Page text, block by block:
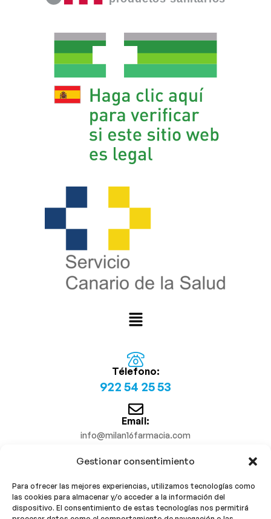
Gestionar consentimiento
Para ofrecer las mejores experiencias, utilizamos tecnologías como
las cookies para almacenar y/o acceder a la información del
dispositivo. El consentimiento de estas tecnologías nos permitirá
Télefono:
922 54 25 53
Email:
info@milan16farmacia.com
¡Síguenos!